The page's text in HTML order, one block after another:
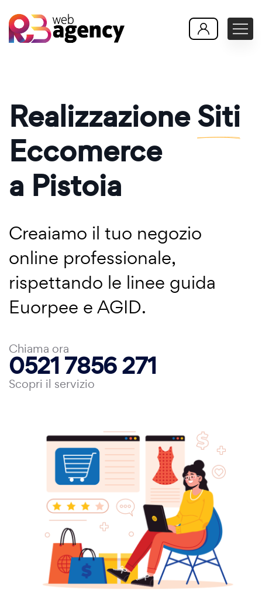
RealizzazioneSiti
Eccomerce
a Pistoia
Creaiamo il tuo negozio
online professionale,
rispettando le linee guida
Euorpee e AGID.
Chiama ora
0521 7856 271
Scopri il servizio